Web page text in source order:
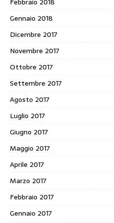
Gennaio 2018
Dicembre 2017
Novembre 2017
Ottobre 2017
Settembre 2017
Agosto 2017
Luglio 2017
Giugno 2017
Maggio 2017
Aprile 2017
Marzo 2017
Febbraio 2017
Gennaio 2017